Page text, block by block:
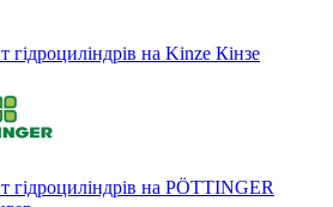
гідроциліндрів на Kinze Кінзе
гідроциліндрів на PÖTTINGER